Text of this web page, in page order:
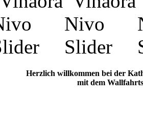
Herzlich willkommen bei der
mit dem